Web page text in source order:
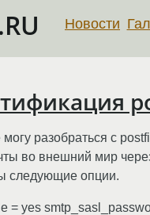
Новости
разобраться с
во внешний мир
следующие опции.
= yes